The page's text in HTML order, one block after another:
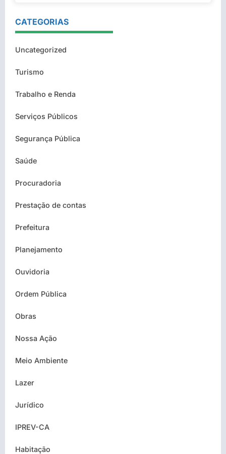
CATEGORIAS
Uncategorized
Turismo
Trabalho e Renda
Serviços Públicos
Segurança Pública
Saúde
Procuradoria
Prestação de contas
Prefeitura
Planejamento
Ouvidoria
Ordem Pública
Obras
Nossa Ação
Meio Ambiente
Lazer
Jurídico
IPREV-CA
Habitação